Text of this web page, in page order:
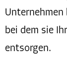
Unternehmen
bei dem sie
entsorgen.